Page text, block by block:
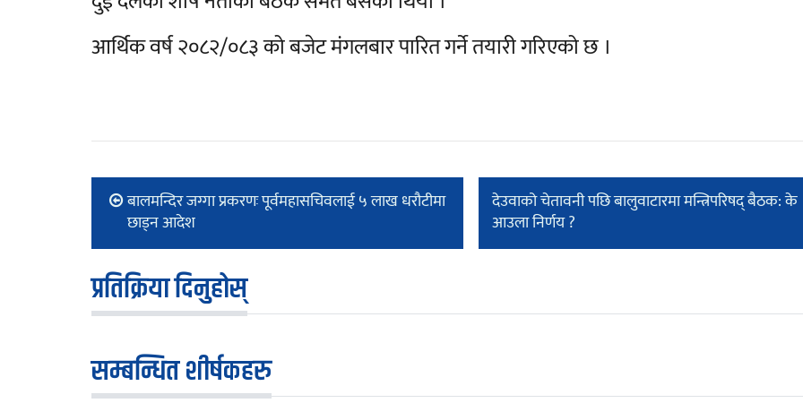
आर्थिक वर्ष २०८२/०८३ को बजेट मंगलबार पारित गर्ने तयारी गरिएको छ ।
बालमन्दिर जग्गा प्रकरणः पूर्वमहासचिवलाई ५ लाख धरौटीमा
छाड्न आदेश
देउवाको चेतावनी पछि बालुवाटारमा मन्त्रिपरिषद् बैठक: के
आउला निर्णय ?
प्रतिक्रिया दिनुहोस्
सम्बन्धित शीर्षकहरु